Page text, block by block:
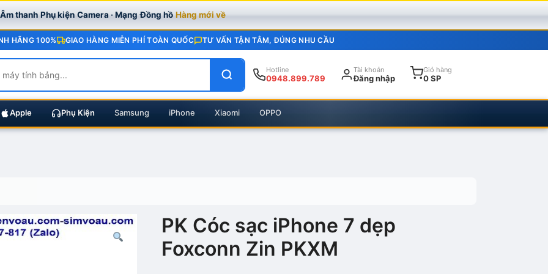
thanh Phụ kiện Camera · Mạng Đồng hồ Hàng mới về
HÃNG 100% GIAO HÀNG MIỄN PHÍ TOÀN QUỐC TƯ VẤN TẬN TÂM, ĐÚNG NHU CẦU
Hotline
0948.899.789
Tài khoản
Đăng nhập
Giỏ hàng
0 SP
Apple Phụ Kiện Samsung iPhone Xiaomi OPPO
PK Cóc sạc iPhone 7 dẹp
Foxconn Zin PKXM